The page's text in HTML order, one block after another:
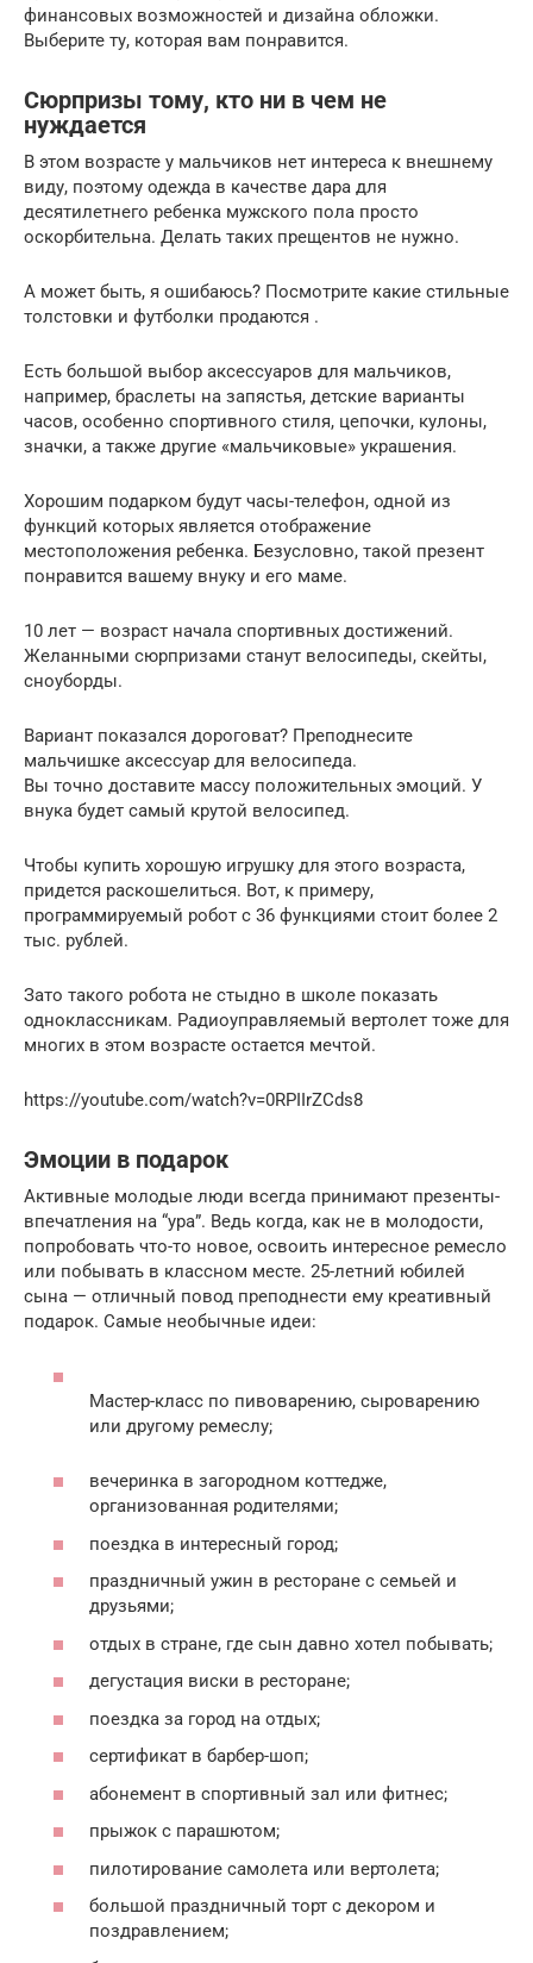
финансовых возможностей и дизайна обложки.
Выберите ту, которая вам понравится.
Сюрпризы тому, кто ни в чем не
нуждается
В этом возрасте у мальчиков нет интереса к внешнему
виду, поэтому одежда в качестве дара для
десятилетнего ребенка мужского пола просто
оскорбительна. Делать таких прещентов не нужно.
А может быть, я ошибаюсь? Посмотрите какие стильные
толстовки и футболки продаются .
Есть большой выбор аксессуаров для мальчиков,
например, браслеты на запястья, детские варианты
часов, особенно спортивного стиля, цепочки, кулоны,
значки, а также другие «мальчиковые» украшения.
Хорошим подарком будут часы-телефон, одной из
функций которых является отображение
местоположения ребенка. Безусловно, такой презент
понравится вашему внуку и его маме.
10 лет — возраст начала спортивных достижений.
Желанными сюрпризами станут велосипеды, скейты,
сноуборды.
Вариант показался дороговат? Преподнесите
мальчишке аксессуар для велосипеда.
Вы точно доставите массу положительных эмоций. У
внука будет самый крутой велосипед.
Чтобы купить хорошую игрушку для этого возраста,
придется раскошелиться. Вот, к примеру,
программируемый робот с 36 функциями стоит более 2
тыс. рублей.
Зато такого робота не стыдно в школе показать
одноклассникам. Радиоуправляемый вертолет тоже для
многих в этом возрасте остается мечтой.
https://youtube.com/watch?v=0RPIIrZCds8
Эмоции в подарок
Активные молодые люди всегда принимают презенты-
впечатления на “ура”. Ведь когда, как не в молодости,
попробовать что-то новое, освоить интересное ремесло
или побывать в классном месте. 25-летний юбилей
сына — отличный повод преподнести ему креативный
подарок. Самые необычные идеи:
Мастер-класс по пивоварению, сыроварению
или другому ремеслу;
вечеринка в загородном коттедже,
организованная родителями;
поездка в интересный город;
праздничный ужин в ресторане с семьей и
друзьями;
отдых в стране, где сын давно хотел побывать;
дегустация виски в ресторане;
поездка за город на отдых;
сертификат в барбер-шоп;
абонемент в спортивный зал или фитнес;
прыжок с парашютом;
пилотирование самолета или вертолета;
большой праздничный торт с декором и
поздравлением;